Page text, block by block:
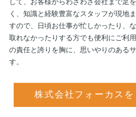
く、知識と経験豊富なスタッフが現地
すので、日頃お仕事が忙しかったり、
取れなかったりする方でも便利にご利
の責任と誇りを胸に、思いやりのある
す。
株式会社フォーカス